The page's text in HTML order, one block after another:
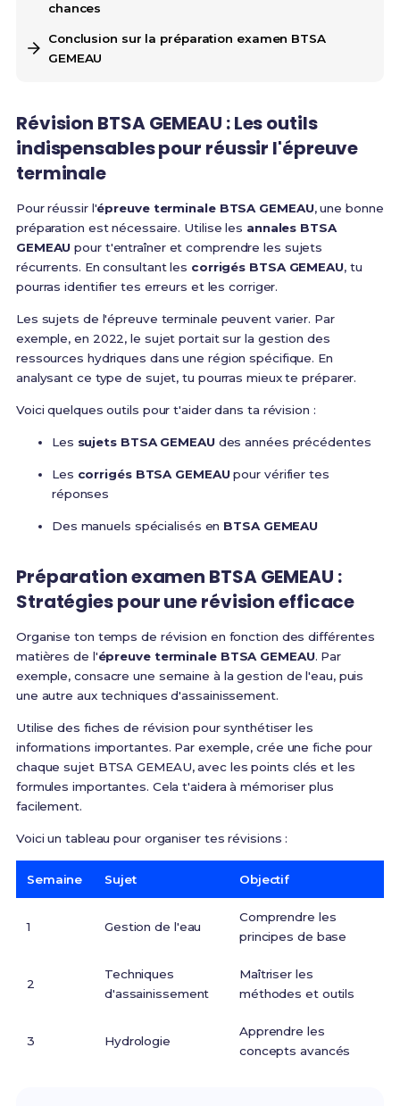
chances
Conclusion sur la préparation examen BTSA
GEMEAU
Révision BTSA GEMEAU : Les outils
indispensables pour réussir l'épreuve
terminale
Pour réussir l'épreuve terminale BTSA GEMEAU, une bonne
préparation est nécessaire. Utilise les annales BTSA
GEMEAU pour t'entraîner et comprendre les sujets
récurrents. En consultant les corrigés BTSA GEMEAU, tu
pourras identifier tes erreurs et les corriger.
Les sujets de l'épreuve terminale peuvent varier. Par
exemple, en 2022, le sujet portait sur la gestion des
ressources hydriques dans une région spécifique. En
analysant ce type de sujet, tu pourras mieux te préparer.
Voici quelques outils pour t'aider dans ta révision :
Les sujets BTSA GEMEAUdes années précédentes
Les corrigés BTSA GEMEAUpour vérifier tes
réponses
Des manuels spécialisés en BTSA GEMEAU
Préparation examen BTSA GEMEAU :
Stratégies pour une révision efficace
Organise ton temps de révision en fonction des différentes
matières de l'épreuve terminale BTSA GEMEAU. Par
exemple, consacre une semaine à la gestion de l'eau, puis
une autre aux techniques d'assainissement.
Utilise des fiches de révision pour synthétiser les
informations importantes. Par exemple, crée une fiche pour
chaque sujet BTSA GEMEAU, avec les points clés et les
formules importantes. Cela t'aidera à mémoriser plus
facilement.
Voici un tableau pour organiser tes révisions :
Semaine Sujet Objectif
1 Gestion de l'eau
Comprendre les
principes de base
2
Techniques
d'assainissement
Maîtriser les
méthodes et outils
3 Hydrologie
Apprendre les
concepts avancés